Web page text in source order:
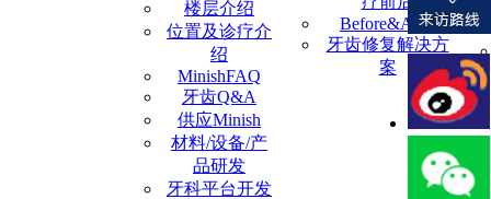
楼层介绍
位置及诊疗介
绍
MinishFAQ
牙齿Q&A
供应Minish
材料/设备/产
品研发
牙科平台开发
Before&After
牙齿修复解决方
案